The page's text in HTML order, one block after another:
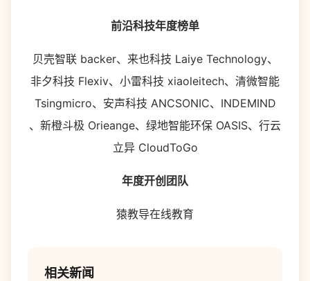
前沿科技年度榜单
贝壳智联 backer、来也科技 Laiye Technology、
非夕科技 Flexiv、小雷科技 xiaoleitech、清微智能
Tsingmicro、安声科技 ANCSONIC、INDEMIND
、新橙斗极 Orieange、绿地智能环保 OASIS、行云
立异 CloudToGo
年度开创团队
猿教导在线教育
相关新闻